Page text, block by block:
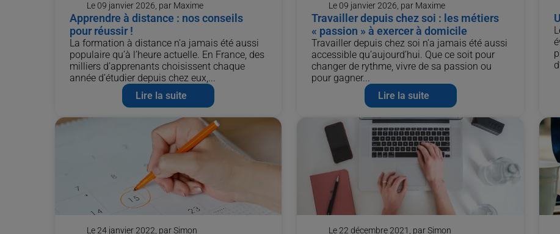
Le 09 janvier 2026, par Maxime
Apprendre à distance : nos conseils
pour réussir !
La formation à distance n’a jamais été aussi
populaire qu’à l’heure actuelle. En France, des
milliers d’apprenants choisissent chaque
année d’étudier depuis chez eux,...
Lire la suite
Le 09 janvier 2026, par Maxime
Travailler depuis chez soi : les métiers
« passion » à exercer à domicile
Travailler depuis chez soi n’a jamais été aussi
accessible qu’aujourd’hui. Que ce soit pour
changer de rythme, vivre de sa passion ou
pour gagner...
Lire la suite
Le 24 janvier 2022, par Simon Le 22 décembre 2021, par Simon